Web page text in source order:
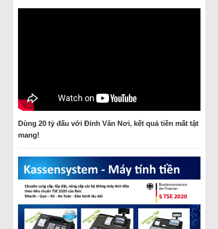
Dùng20 tỷ đấu với Đinh Văn Nơi, kết quả tiền mất tật
mang!